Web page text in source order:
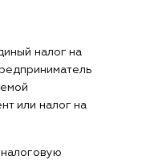
налог на
или налог на